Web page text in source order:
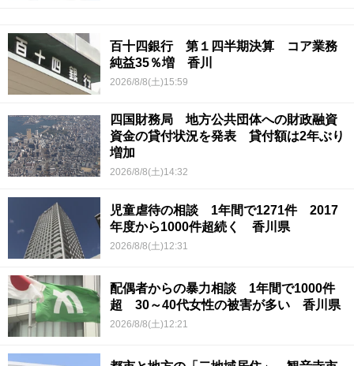
百十四銀行 第１四半期決算 コア業務
純益35％増 香川
2026/8/8(土)15:59
四国財務局 地方公共団体への財政融資
資金の貸付状況を発表 貸付額は2年ぶり
増加
2026/8/8(土)14:32
児童虐待の相談 1年間で1271件 2017
年度から1000件超続く 香川県
2026/8/8(土)12:31
配偶者からの暴力相談 1年間で1000件
超 30～40代女性の被害が多い 香川県
2026/8/8(土)12:21